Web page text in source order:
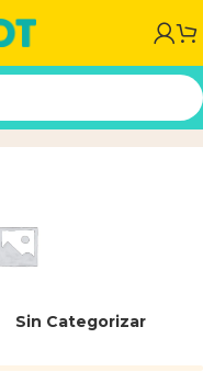
Sin Categorizar